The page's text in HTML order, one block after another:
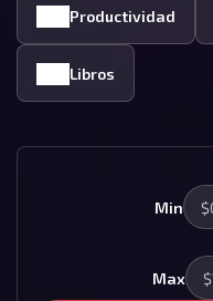
Productividad
Libros
Min
Max